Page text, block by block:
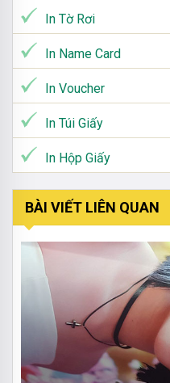
In Tờ Rơi
In Name Card
In Voucher
In Túi Giấy
In Hộp Giấy
BÀI VIẾT LIÊN QUAN